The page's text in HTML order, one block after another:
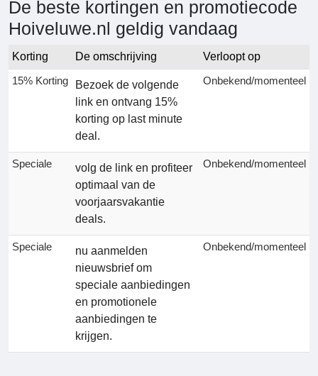
De beste kortingen en promotiecode
Hoiveluwe.nl geldig vandaag
Korting De omschrijving
Verloopt op
15% Korting
Bezoek de volgende
link en ontvang 15%
korting op last minute
deal.
Onbekend/momenteel
Speciale
volg de link en profiteer
optimaal van de
voorjaarsvakantie
deals.
Onbekend/momenteel
Speciale
nu aanmelden
nieuwsbrief om
speciale aanbiedingen
en promotionele
aanbiedingen te
krijgen.
Onbekend/momenteel